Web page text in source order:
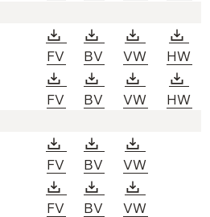
Download:
FV (Öffnet in neuem
Download:
BV (Öffnet in
Download:
VW(Öffnet in
HW
Download:
FV (Öffnet in neuem
Download:
BV (Öffnet in
Download:
VW(Öffnet in
HW
Download:
FV (Öffnet in neuem
Download:
BV (Öffnet in
VW(Öffnet in
Download:
FV (Öffnet in neuem
Download:
BV (Öffnet in
VW(Öffnet in